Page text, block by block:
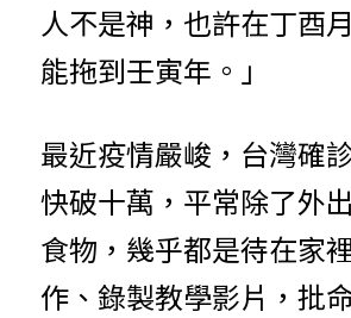
人不是神，也許在丁酉
能拖到壬寅年。」
最近疫情嚴峻，台灣確
快破十萬，平常除了外
食物，幾乎都是待在家
作、錄製教學影片，批